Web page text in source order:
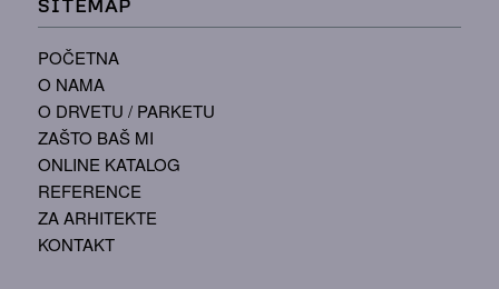
SITEMAP
POČETNA
O NAMA
O DRVETU / PARKETU
ZAŠTO BAŠ MI
ONLINE KATALOG
REFERENCE
ZA ARHITEKTE
KONTAKT